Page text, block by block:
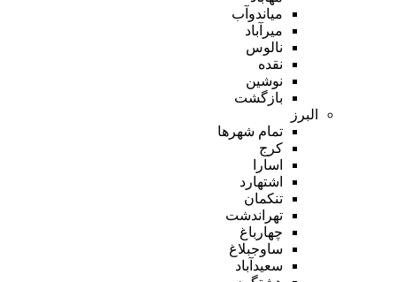
میاندوآب
میرآباد
نالوس
نقده
نوشین
بازگشت
البرز
تمام شهر‌ها
کرج
اسارا
اشتهارد
تنکمان
تهراندشت
چهارباغ
ساوجبلاغ
سعیدآباد